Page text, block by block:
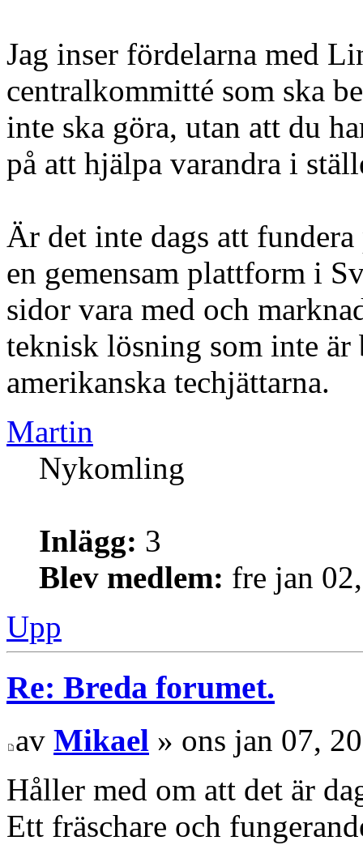
Jag inser fördelarna med
centralkommitté som ska
inte ska göra, utan att du
på att hjälpa varandra i
Är det inte dags att
en gemensam plattform i
sidor vara med och
teknisk lösning som inte är
amerikanska techjättarna.
Martin
Nykomling
Inlägg: 3
Blev medlem: fre jan
Upp
Re: Breda forumet.
av Mikael » ons jan 07,
Håller med om att det är
Ett fräschare och